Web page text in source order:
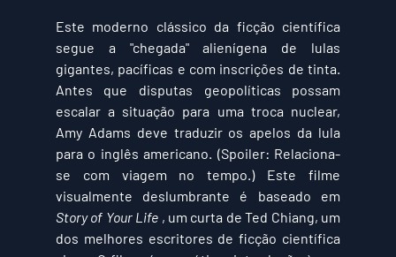
Este moderno clássico da ficção científica
segue a "chegada" alienígena de lulas
gigantes, pacíficas e com inscrições de tinta.
Antes que disputas geopolíticas possam
escalar a situação para uma troca nuclear,
Amy Adams deve traduzir os apelos da lula
para o inglês americano. (Spoiler: Relaciona-
se com viagem no tempo.) Este filme
Story of Your Life , um curta de Ted Chiang, um
dos melhores escritores de ficção científica